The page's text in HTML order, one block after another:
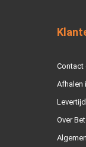
Contact
Afhalen
Over